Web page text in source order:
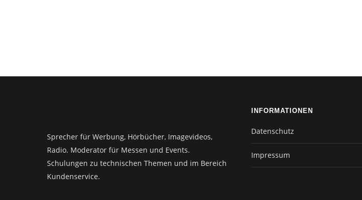
Sprecher für Werbung, Hörbücher, Imagevideos,
Radio. Moderator für Messen und Events.
Schulungen zu technischen Themen und im Bereich
Kundenservice.
INFORMATIONEN
Datenschutz
Impressum